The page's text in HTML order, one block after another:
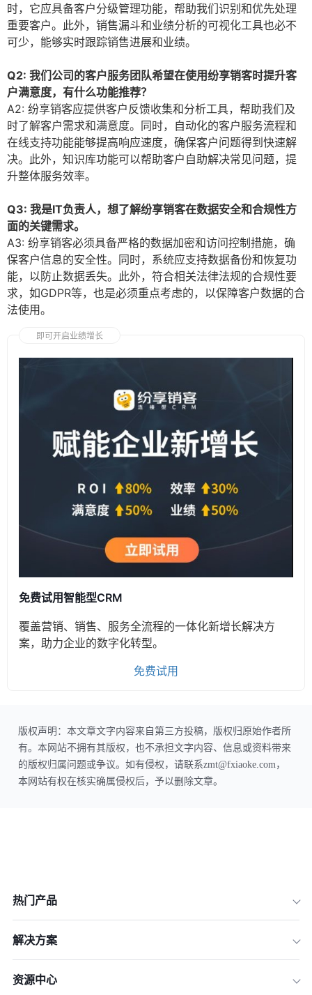
时，它应具备客户分级管理功能，帮助我们识别和优先处理
重要客户。此外，销售漏斗和业绩分析的可视化工具也必不
可少，能够实时跟踪销售进展和业绩。
Q2: 我们公司的客户服务团队希望在使用纷享销客时提升客
户满意度，有什么功能推荐？
A2: 纷享销客应提供客户反馈收集和分析工具，帮助我们及
时了解客户需求和满意度。同时，自动化的客户服务流程和
在线支持功能能够提高响应速度，确保客户问题得到快速解
决。此外，知识库功能可以帮助客户自助解决常见问题，提
升整体服务效率。
Q3: 我是IT负责人，想了解纷享销客在数据安全和合规性方
面的关键需求。
A3: 纷享销客必须具备严格的数据加密和访问控制措施，确
保客户信息的安全性。同时，系统应支持数据备份和恢复功
能，以防止数据丢失。此外，符合相关法律法规的合规性要
求，如GDPR等，也是必须重点考虑的，以保障客户数据的合
法使用。
即可开启业绩增长
免费试用智能型CRM
覆盖营销、销售、服务全流程的一体化新增长解决方
案，助力企业的数字化转型。
免费试用
版权声明：本文章文字内容来自第三方投稿，版权归原始作者所
有。本网站不拥有其版权，也不承担文字内容、信息或资料带来
的版权归属问题或争议。如有侵权，请联系zmt@fxiaoke.com，
本网站有权在核实确属侵权后，予以删除文章。
热门产品
解决方案
资源中心